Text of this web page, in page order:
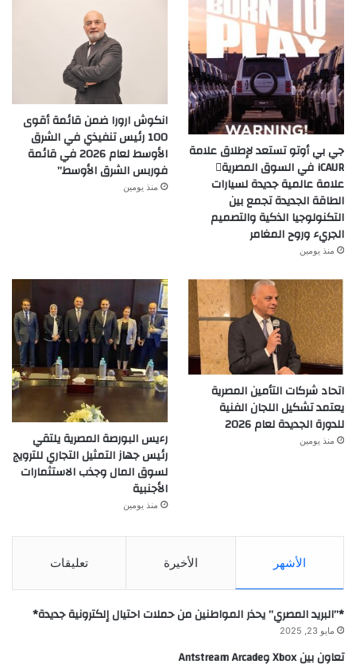
جي بي أوتو تستعد لإطلاق علامة
iCAUR في السوق المصرية
علامة عالمية جديدة لسيارات
الطاقة الجديدة تجمع بين
التكنولوجيا الذكية والتصميم
الجريء وروح المغامر
منذ يومين
انكوش ارورا ضمن قائمة أقوى
100 رئيس تنفيذي في الشرق
الأوسط لعام 2026 في قائمة
فوربس الشرق الأوسط”
منذ يومين
اتحاد شركات التأمين المصرية
يعتمد تشكيل اللجان الفنية
للدورة الجديدة لعام 2026
منذ يومين
رءيس البورصة المصرية يلتقي
رئيس جهاز التمثيل التجاري للترويج
لسوق المال وجذب الاستثمارات
الأجنبية
منذ يومين
الأشهر الأخيرة تعليقات
*”البريد المصري” يحذر المواطنين من حملات احتيال إلكترونية جديدة*
مايو 23, 2025
تعاون بين Xbox وAntstream Arcade